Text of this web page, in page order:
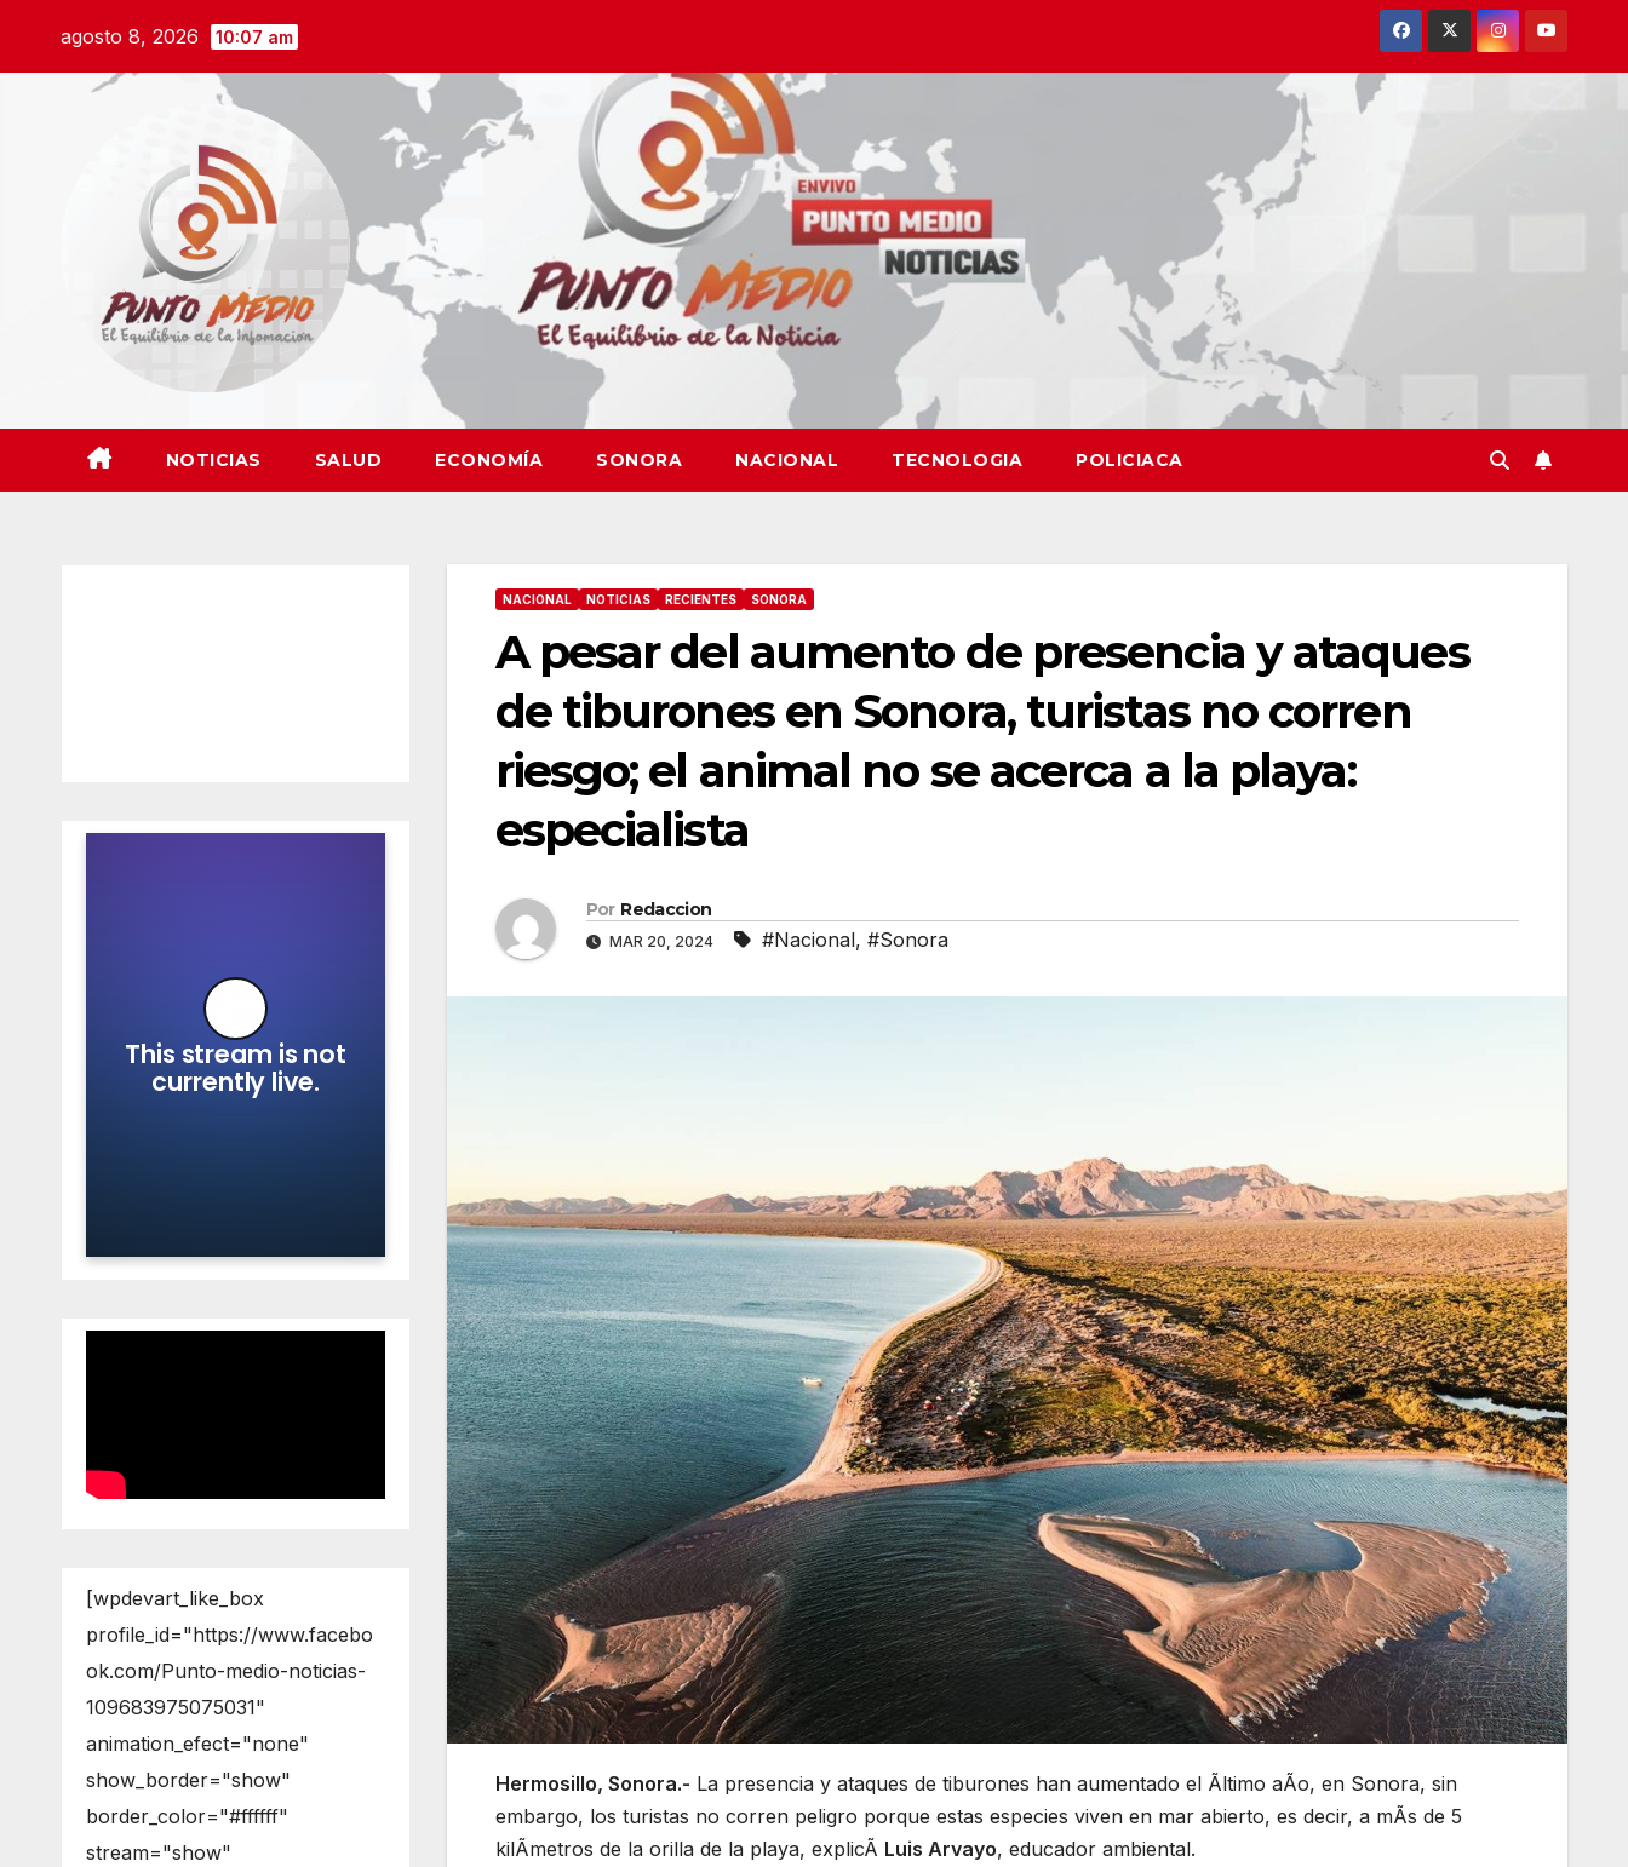
agosto 8, 2026 10:07 am
NOTICIAS SALUD ECONOMÍA SONORA NACIONAL TECNOLOGIA POLICIACA
[wpdevart_like_box
profile_id="https://www.facebo
ok.com/Punto-medio-noticias-
109683975075031"
animation_efect="none"
show_border="show"
border_color="#ffffff"
stream="show"
NACIONAL NOTICIAS RECIENTES SONORA
A pesar del aumento de presencia y ataques
de tiburones en Sonora, turistas no corren
riesgo; el animal no se acerca a la playa:
especialista
Por Redaccion
MAR 20, 2024 #Nacional, #Sonora
Hermosillo, Sonora.- La presencia y ataques de tiburones han aumentado el Ãltimo aÃo, en Sonora, sin
embargo, los turistas no corren peligro porque estas especies viven en mar abierto, es decir, a mÃs de 5
kilÃmetros de la orilla de la playa, explicÃ Luis Arvayo, educador ambiental.